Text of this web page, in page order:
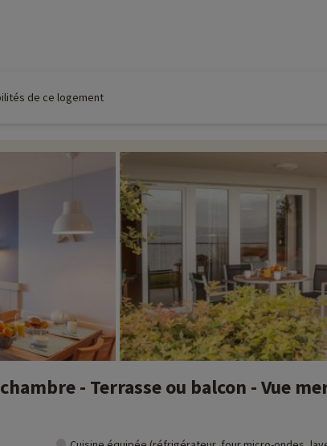
de ce logement
- Terrasse ou balcon - Vue